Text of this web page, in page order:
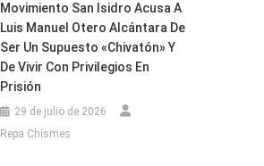
Movimiento San Isidro Acusa A
Luis Manuel Otero Alcántara De
Ser Un Supuesto «chivatón» Y
De Vivir Con Privilegios En
Prisión
29 de julio de 2026
Repa Chismes